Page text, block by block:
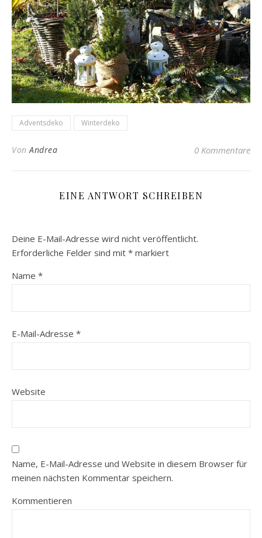
Adventsdeko Winterdeko
Von Andrea 0 Kommentare
EINE ANTWORT SCHREIBEN
Deine E-Mail-Adresse wird nicht veröffentlicht.
Erforderliche Felder sind mit * markiert
Name *
E-Mail-Adresse *
Website
Name, E-Mail-Adresse und Website in diesem Browser für
meinen nächsten Kommentar speichern.
Kommentieren